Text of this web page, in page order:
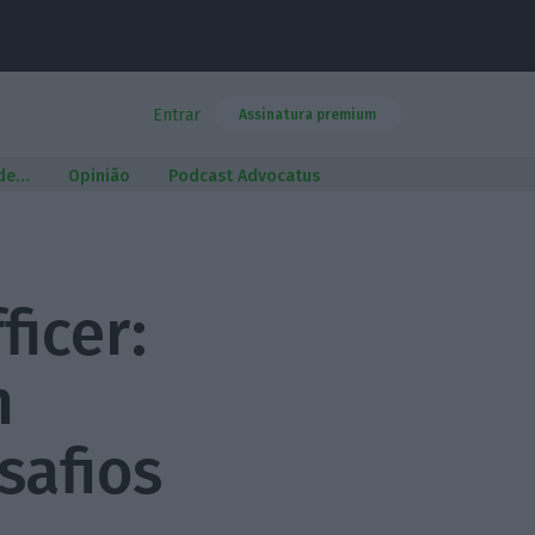
Entrar Assinatura premium
Opinião Podcast Advocatus